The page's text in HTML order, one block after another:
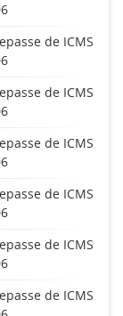
de ICMS
de ICMS
de ICMS
de ICMS
de ICMS
de ICMS